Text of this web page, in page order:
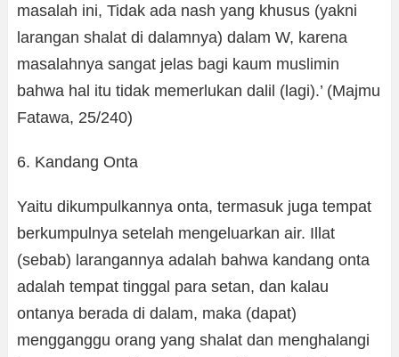
masalah ini, Tidak ada nash yang khusus (yakni
larangan shalat di dalamnya) dalam W, karena
masalahnya sangat jelas bagi kaum muslimin
bahwa hal itu tidak memerlukan dalil (lagi).’ (Majmu
Fatawa, 25/240)
6. Kandang Onta
Yaitu dikumpulkannya onta, termasuk juga tempat
berkumpulnya setelah mengeluarkan air. Illat
(sebab) larangannya adalah bahwa kandang onta
adalah tempat tinggal para setan, dan kalau
ontanya berada di dalam, maka (dapat)
mengganggu orang yang shalat dan menghalangi